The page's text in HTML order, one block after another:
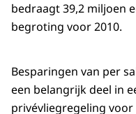
bedraagt 39,2 miljoen
begroting voor 2010.
Besparingen van per
een belangrijk deel in
privévliegregeling